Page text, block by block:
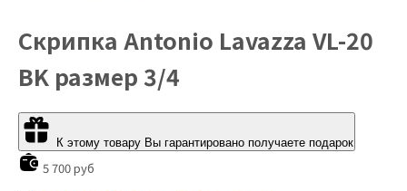
Скрипка Antonio Lavazza VL-20
BK размер 3/4
К этому товару Вы гарантировано получаете подарок
5 700 руб